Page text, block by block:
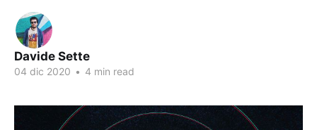
Davide Sette
04 dic 2020 • 4 min read